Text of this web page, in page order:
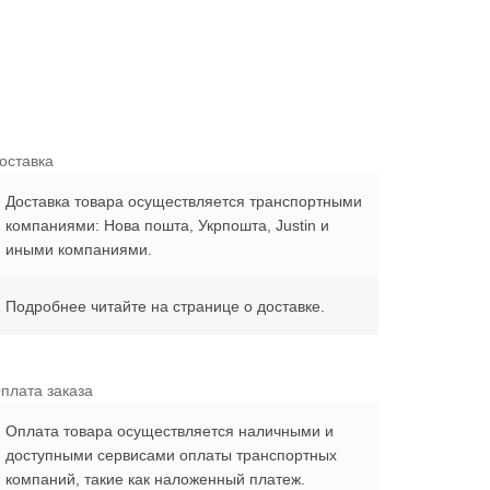
Доставка товара осуществляется транспортными
компаниями: Нова пошта, Укрпошта, Justin и
иными компаниями.
Подробнее читайте на странице о доставке.
заказа
Оплата товара осуществляется наличными и
доступными сервисами оплаты транспортных
компаний, такие как наложенный платеж.